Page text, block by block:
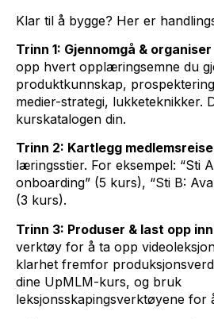
Klar til å bygge? Her er
Trinn 1: Gjennomgå &
opp hvert opplæringsemne du
produktkunnskap,
medier-strategi, lukketeknikker.
kurskatalogen din.
Trinn 2: Kartlegg
læringsstier. For eksempel: “Sti
onboarding” (5 kurs), “Sti B:
(3 kurs).
Trinn 3: Produser & last opp
verktøy for å ta opp
klarhet fremfor
dine UpMLM-kurs, og bruk
leksjonsskapingsverktøyene for